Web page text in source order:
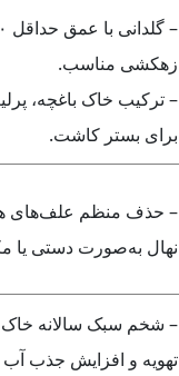
زهکشی مناسب.
– ترکیب خاک باغچه،
برای بستر کاشت.
– حذف منظم علف‌های
نهال به‌صورت دستی یا
– شخم سبک سالانه خاک
تهویه و افزایش جذب